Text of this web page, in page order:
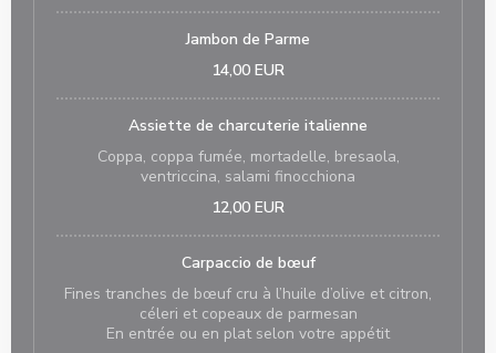
Jambon de Parme
14,00 EUR
Assiette de charcuterie italienne
Coppa, coppa fumée, mortadelle, bresaola,
ventriccina, salami finocchiona
12,00 EUR
Carpaccio de bœuf
Fines tranches de bœuf cru à l’huile d’olive et citron,
céleri et copeaux de parmesan
En entrée ou en plat selon votre appétit